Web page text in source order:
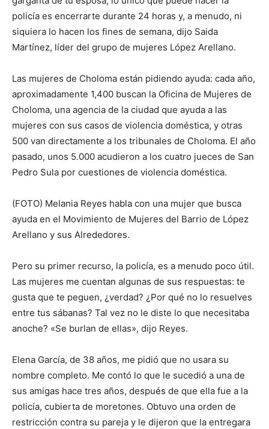
policía es encerrarte durante 24 horas y, a menudo, ni
siquiera lo hacen los fines de semana, dijo Saida
Martínez, líder del grupo de mujeres López Arellano.
Las mujeres de Choloma están pidiendo ayuda: cada año,
aproximadamente 1,400 buscan la Oficina de Mujeres de
Choloma, una agencia de la ciudad que ayuda a las
mujeres con sus casos de violencia doméstica, y otras
500 van directamente a los tribunales de Choloma. El año
pasado, unos 5.000 acudieron a los cuatro jueces de San
Pedro Sula por cuestiones de violencia doméstica.
(FOTO) Melania Reyes habla con una mujer que busca
ayuda en el Movimiento de Mujeres del Barrio de López
Arellano y sus Alrededores.
Pero su primer recurso, la policía, es a menudo poco útil.
Las mujeres me cuentan algunas de sus respuestas: te
gusta que te peguen, ¿verdad? ¿Por qué no lo resuelves
entre tus sábanas? Tal vez no le diste lo que necesitaba
anoche? «Se burlan de ellas», dijo Reyes.
Elena García, de 38 años, me pidió que no usara su
nombre completo. Me contó lo que le sucedió a una de
sus amigas hace tres años, después de que ella fue a la
policía, cubierta de moretones. Obtuvo una orden de
restricción contra su pareja y le dijeron que la entregara